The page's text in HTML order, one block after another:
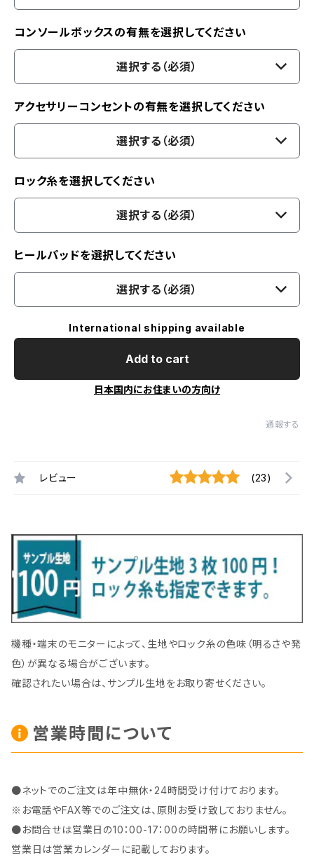
コンソールボックスの有無を選択してください
選択する（必須）
アクセサリーコンセントの有無を選択してください
選択する（必須）
ロック糸を選択してください
選択する（必須）
ヒールパッドを選択してください
選択する（必須）
International shipping available
Add to cart
日本国内にお住まいの方向け
通報する
レビュー (23)
機種・端末のモニターによって、生地やロック糸の色味（明るさや発
色）が異なる場合がございます。
確認されたい場合は、サンプル生地をお取り寄せください。
営業時間について
●ネットでのご注文は年中無休・24時間受け付けております。
※お電話やFAX等でのご注文は、原則お受け致しておりません。
●お問合せは営業日の10：00-17：00の時間帯にお願いします。
営業日は営業カレンダーに記載しております。